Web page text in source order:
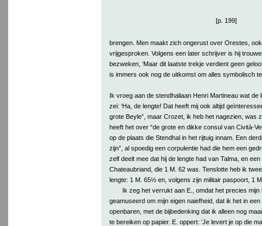
[p. 199]
brengen. Men maakt zich ongerust over Orestes,
vrijgesproken. Volgens een later schrijver is hij
bezweken, ‘Maar dit laatste trekje verdient geen
is immers ook nog de uitkomst om alles symbolisch te
Ik vroeg aan de stendhaliaan Henri Martineau wat de
zei: ‘Ha, de lengte! Dat heeft mij ook altijd
grote Beyle”, maar Crozet, ik heb het nagezien, was
heeft het over “de grote en dikke consul van Cività-
op de plaats die Stendhal in het rijtuig innam. Een
zijn”, al spoedig een corpulentie had die hem een
zelf deelt mee dat hij de lengte had van Talma, en
Chateaubriand, die 1 M. 62 was. Tenslotte heb ik
lengte: 1 M. 65½ en, volgens zijn militair paspoort, 1
Ik zeg het verrukt aan E., omdat het precies mijn
geamuseerd om mijn eigen naiefheid, dat ik het in
openbaren, met de bijbedenking dat ik alleen nog
te bereiken op papier. E. oppert: ‘Je levert je op die